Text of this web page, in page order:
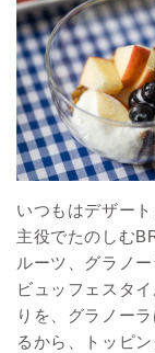
いつもはデザー
主役でたのしむ
ルーツ、グラノ
ビュッフェスタ
りを、グラノー
るから、トッピ